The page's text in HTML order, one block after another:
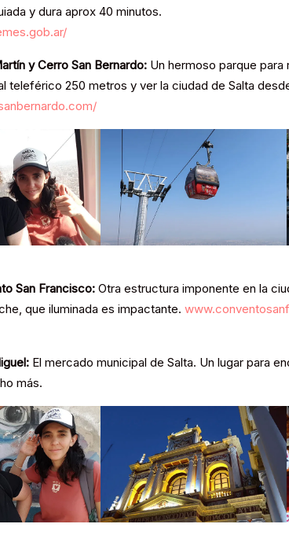
y dura aprox 40 minutos.
y Cerro San Bernardo: Un hermoso parque
teleférico 250 metros y ver la ciudad de Salta
San Francisco: Otra estructura imponente en la
que iluminada es impactante.
El mercado municipal de Salta. Un lugar para
más.